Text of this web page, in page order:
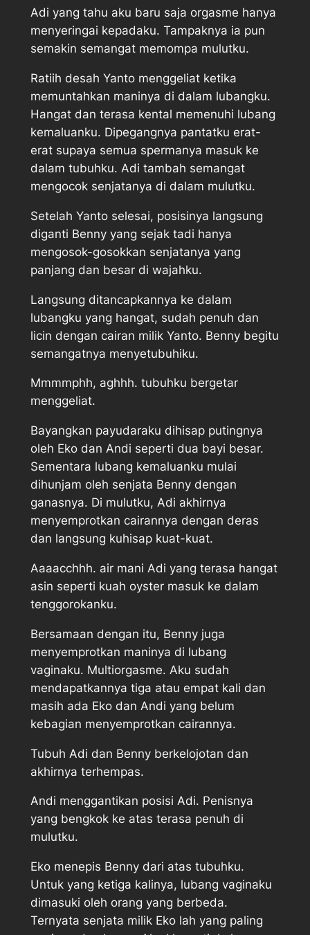
Adi yang tahu aku baru saja orgasme hanya
menyeringai kepadaku. Tampaknya ia pun
semakin semangat memompa mulutku.
Ratiih desah Yanto menggeliat ketika
memuntahkan maninya di dalam lubangku.
Hangat dan terasa kental memenuhi lubang
kemaluanku. Dipegangnya pantatku erat-
erat supaya semua spermanya masuk ke
dalam tubuhku. Adi tambah semangat
mengocok senjatanya di dalam mulutku.
Setelah Yanto selesai, posisinya langsung
diganti Benny yang sejak tadi hanya
mengosok-gosokkan senjatanya yang
panjang dan besar di wajahku.
Langsung ditancapkannya ke dalam
lubangku yang hangat, sudah penuh dan
licin dengan cairan milik Yanto. Benny begitu
semangatnya menyetubuhiku.
Mmmmphh, aghhh. tubuhku bergetar
menggeliat.
Bayangkan payudaraku dihisap putingnya
oleh Eko dan Andi seperti dua bayi besar.
Sementara lubang kemaluanku mulai
dihunjam oleh senjata Benny dengan
ganasnya. Di mulutku, Adi akhirnya
menyemprotkan cairannya dengan deras
dan langsung kuhisap kuat-kuat.
Aaaacchhh. air mani Adi yang terasa hangat
asin seperti kuah oyster masuk ke dalam
tenggorokanku.
Bersamaan dengan itu, Benny juga
menyemprotkan maninya di lubang
vaginaku. Multiorgasme. Aku sudah
mendapatkannya tiga atau empat kali dan
masih ada Eko dan Andi yang belum
kebagian menyemprotkan cairannya.
Tubuh Adi dan Benny berkelojotan dan
akhirnya terhempas.
Andi menggantikan posisi Adi. Penisnya
yang bengkok ke atas terasa penuh di
mulutku.
Eko menepis Benny dari atas tubuhku.
Untuk yang ketiga kalinya, lubang vaginaku
dimasuki oleh orang yang berbeda.
Ternyata senjata milik Eko lah yang paling